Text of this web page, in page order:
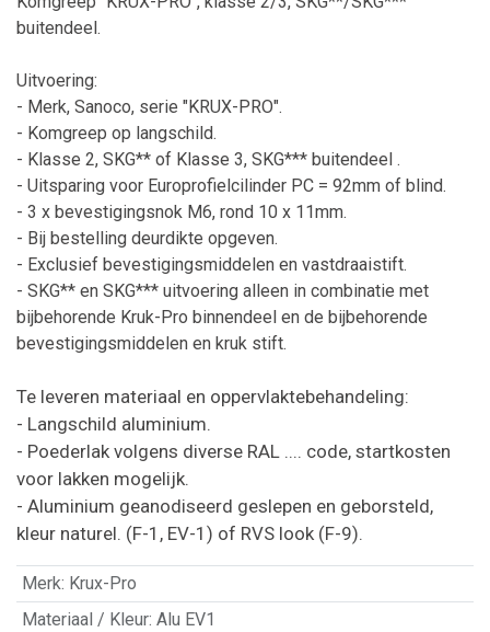
buitendeel.
Uitvoering:
- Merk, Sanoco, serie "KRUX-PRO".
- Komgreep op langschild.
- Klasse 2, SKG** of Klasse 3, SKG*** buitendeel .
- Uitsparing voor Europrofielcilinder PC = 92mm of blind.
- 3 x bevestigingsnok M6, rond 10 x 11mm.
- Bij bestelling deurdikte opgeven.
- Exclusief bevestigingsmiddelen en vastdraaistift.
- SKG** en SKG*** uitvoering alleen in combinatie met
bijbehorende Kruk-Pro binnendeel en de bijbehorende
bevestigingsmiddelen en kruk stift.
Te leveren materiaal en oppervlaktebehandeling:
- Langschild aluminium.
- Poederlak volgens diverse RAL .... code, startkosten
voor lakken mogelijk.
- Aluminium geanodiseerd geslepen en geborsteld,
kleur naturel. (F-1, EV-1) of RVS look (F-9).
Merk: Krux-Pro
Materiaal / Kleur: Alu EV1